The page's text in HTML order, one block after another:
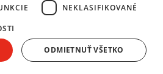
NEKLASIFIKOVANÉ
ODMIETNUŤ VŠETKO